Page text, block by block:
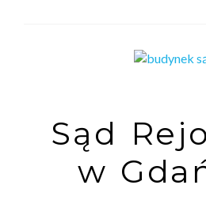
Sąd
w